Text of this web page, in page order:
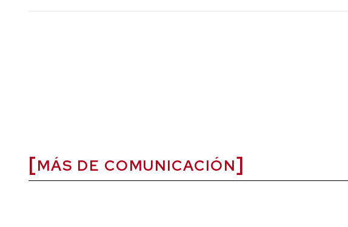
MÁS DE COMUNICACIÓN